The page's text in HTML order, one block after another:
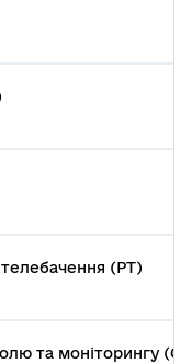
телебачення (РТ)
та моніторингу